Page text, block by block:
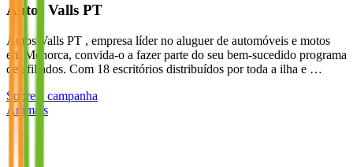
Autos Valls PT
Autos Valls PT , empresa líder no aluguer de automóveis e motos
em Menorca, convida-o a fazer parte do seu bem-sucedido programa
de afiliados. Com 18 escritórios distribuídos por toda a ilha e …
Sobre a campanha
Animais